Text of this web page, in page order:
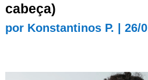
cabeça)
por Konstantinos P. 26/